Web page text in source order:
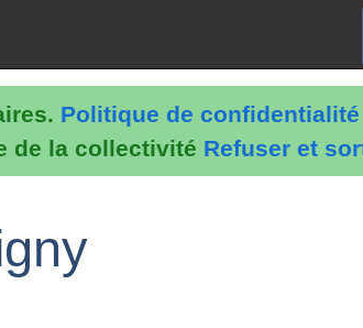
Politique de confidentialité
de la collectivité Refuser et